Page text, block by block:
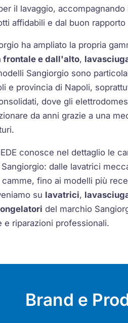
il lavaggio,
affidabili e dal buon
ha ampliato la propria
frontale e dall'alto,
Sangiorgio sono
e provincia di Napoli,
dove gli
da anni grazie a una
conosce nel dettaglio le
dalle lavatrici
camme, fino ai modelli più
su lavatrici,
del marchio
e riparazioni professionali.
Brand e